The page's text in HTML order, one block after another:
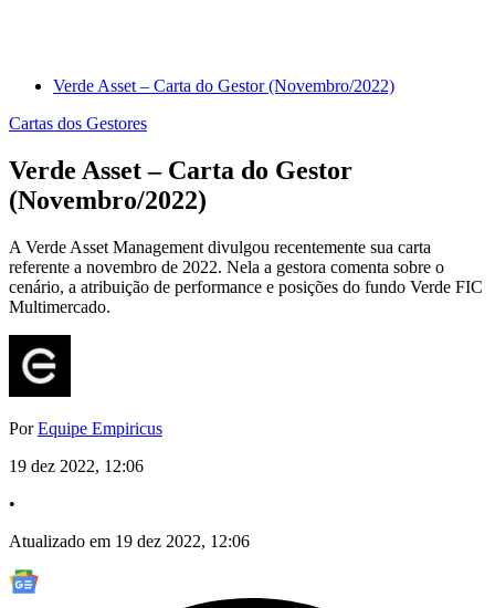
Verde Asset – Carta do Gestor (Novembro/2022)
Cartas dos Gestores
Verde Asset – Carta do Gestor
(Novembro/2022)
A Verde Asset Management divulgou recentemente sua carta
referente a novembro de 2022. Nela a gestora comenta sobre o
cenário, a atribuição de performance e posições do fundo Verde FIC
Multimercado.
PorEquipe Empiricus
19 dez 2022, 12:06
•
Atualizado em 19 dez 2022, 12:06